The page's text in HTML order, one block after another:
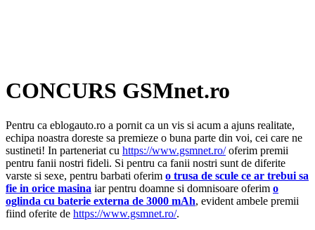
CONCURS GSMnet.ro
Pentru ca eblogauto.ro a pornit ca un vis si acum a ajuns realitate,
echipa noastra doreste sa premieze o buna parte din voi, cei care ne
sustineti! In parteneriat cu https://www.gsmnet.ro/oferim premii
pentru fanii nostri fideli. Si pentru ca fanii nostri sunt de diferite
varste si sexe, pentru barbati oferim o trusa de scule ce ar trebui sa
fie in orice masina iar pentru doamne si domnisoare oferim o
oglinda cu baterie externa de 3000 mAh, evident ambele premii
fiind oferite de https://www.gsmnet.ro/.